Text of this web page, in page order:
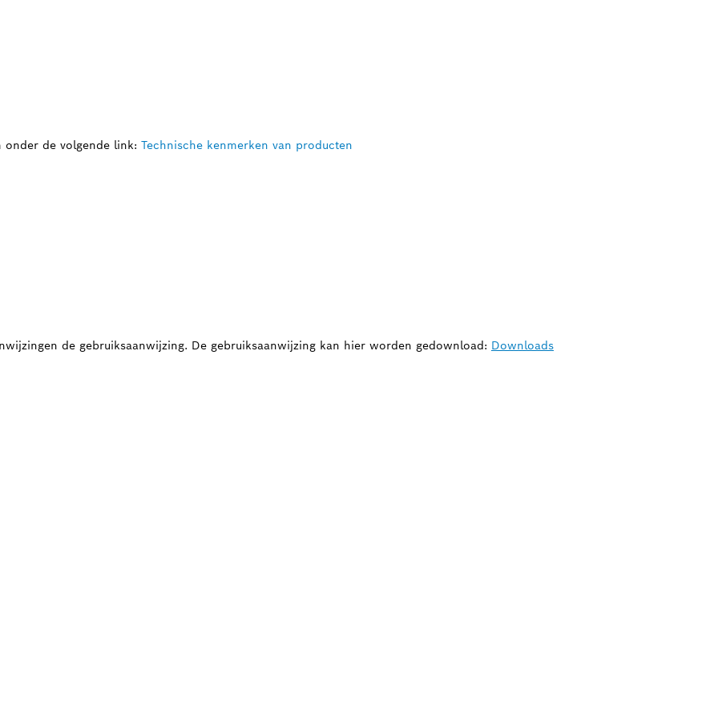
de volgende link: Technische kenmerken van producten
de gebruiksaanwijzing. De gebruiksaanwijzing kan hier worden gedownload: Downloads